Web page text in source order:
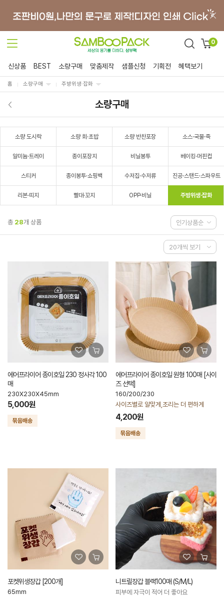
0
신상품 BEST 소량구매 맞춤제작 샘플신청 기획전 혜택보기
홈 소량구매 주방위생·잡화
소량구매
소량 도시락 소량 회·초밥 소량 반찬포장 소스·국물·죽
알미늄·트레이 종이포장지 비닐봉투 베이킹·머핀컵
스티커 종이봉투·쇼핑백 수저집·수저류 진공·스탠드·스파우트
리본·띠지 빨대·꼬지 OPP·비닐 주방위생·잡화
총 28개 상품
에어프라이어 종이호일 230 정사각 100
매
230X230X45mm
5,000원
에어프라이어 종이호일 원형 100매 [사이
즈 선택]
160/200/230
사이즈별로 알맞게,조리는 더 편하게
4,200원
포켓위생장갑 [200개]
65mm
니트릴장갑 블랙100매 (S/M/L)
피부에 자극이 적어 더 좋아요